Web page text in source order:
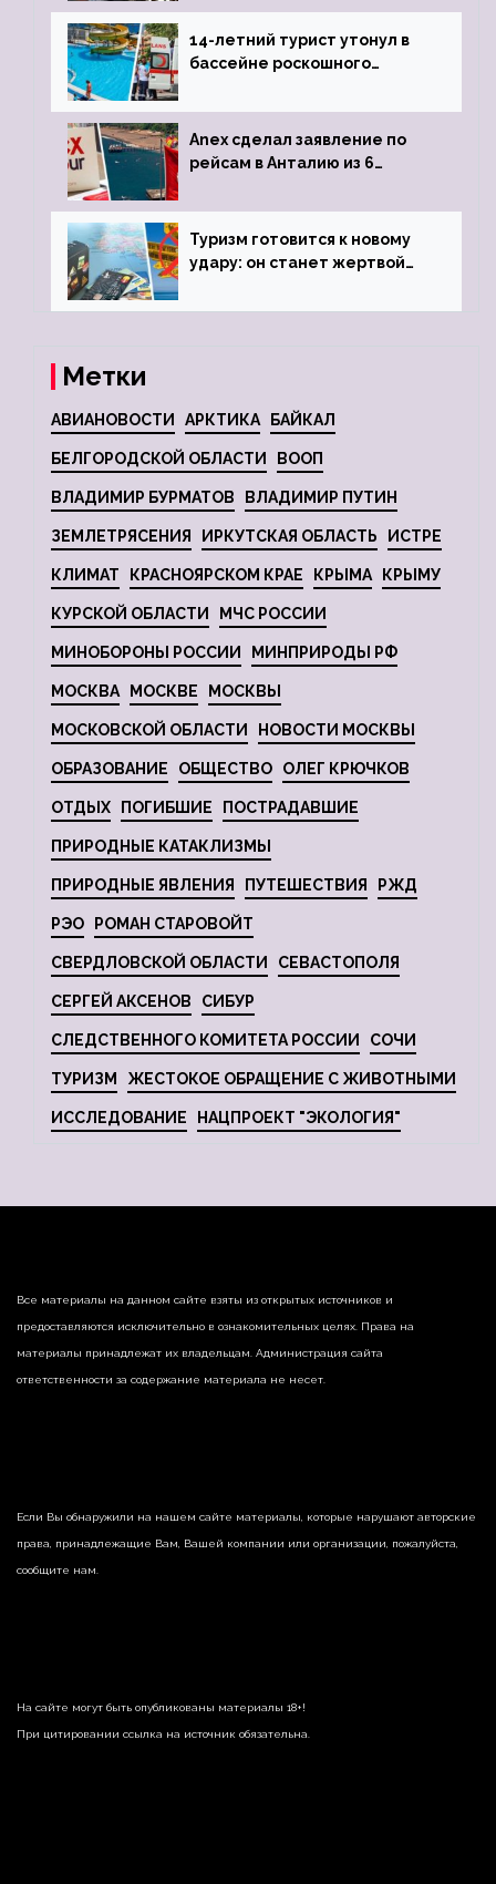
задержке рейса
14-летний турист утонул в
бассейне роскошного
Anex сделал заявление по
рейсам в Анталию из 6
Туризм готовится к новому
удару: он станет жертвой
Метки
АВИАНОВОСТИ АРКТИКА БАЙКАЛ
БЕЛГОРОДСКОЙ ОБЛАСТИ ВООП
ВЛАДИМИР БУРМАТОВ ВЛАДИМИР ПУТИН
ЗЕМЛЕТРЯСЕНИЯ ИРКУТСКАЯ ОБЛАСТЬ ИСТРЕ
КЛИМАТ КРАСНОЯРСКОМ КРАЕ КРЫМА КРЫМУ
КУРСКОЙ ОБЛАСТИ МЧС РОССИИ
МИНОБОРОНЫ РОССИИ МИНПРИРОДЫ РФ
МОСКВА МОСКВЕ МОСКВЫ
МОСКОВСКОЙ ОБЛАСТИ НОВОСТИ МОСКВЫ
ОБРАЗОВАНИЕ ОБЩЕСТВО ОЛЕГ КРЮЧКОВ
ОТДЫХ ПОГИБШИЕ ПОСТРАДАВШИЕ
ПРИРОДНЫЕ КАТАКЛИЗМЫ
ПРИРОДНЫЕ ЯВЛЕНИЯ ПУТЕШЕСТВИЯ РЖД
РЭО РОМАН СТАРОВОЙТ
СВЕРДЛОВСКОЙ ОБЛАСТИ СЕВАСТОПОЛЯ
СЕРГЕЙ АКСЕНОВ СИБУР
СЛЕДСТВЕННОГО КОМИТЕТА РОССИИ СОЧИ
ТУРИЗМ ЖЕСТОКОЕ ОБРАЩЕНИЕ С ЖИВОТНЫМИ
ИССЛЕДОВАНИЕ НАЦПРОЕКТ "ЭКОЛОГИЯ"
Все материалы на данном сайте взяты из открытых источников и
предоставляются исключительно в ознакомительных целях. Права на
материалы принадлежат их владельцам. Администрация сайта
ответственности за содержание материала не несет.
Если Вы обнаружили на нашем сайте материалы, которые нарушают авторские
права, принадлежащие Вам, Вашей компании или организации, пожалуйста,
сообщите нам.
На сайте могут быть опубликованы материалы 18+!
При цитировании ссылка на источник обязательна.